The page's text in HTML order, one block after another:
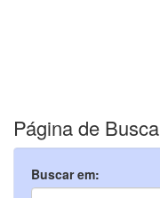
Página de Busca
Buscar em: